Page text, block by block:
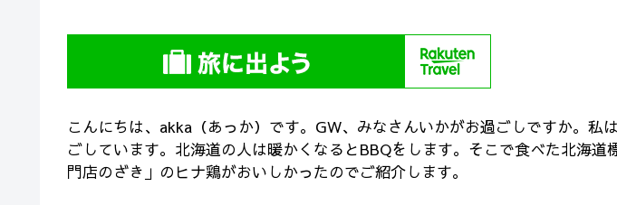
こんにちは、akka（あっか）です。GW、みなさんいかがお過ごしですか。私
ごしています。北海道の人は暖かくなるとBBQをします。そこで食べた北海道
門店のざき」のヒナ鶏がおいしかったのでご紹介します。